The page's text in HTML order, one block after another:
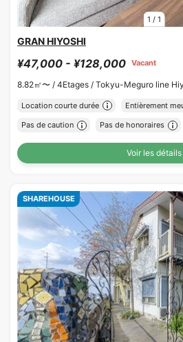
1 / 1
GRAN HIYOSHI
¥47,000 - ¥128,000 Vacant
8.82㎡〜 / 4Etages / Tokyu-Meguro line
Location courte durée Entièrement
Pas de caution Pas de honoraires
Voir les détails
SHAREHOUSE